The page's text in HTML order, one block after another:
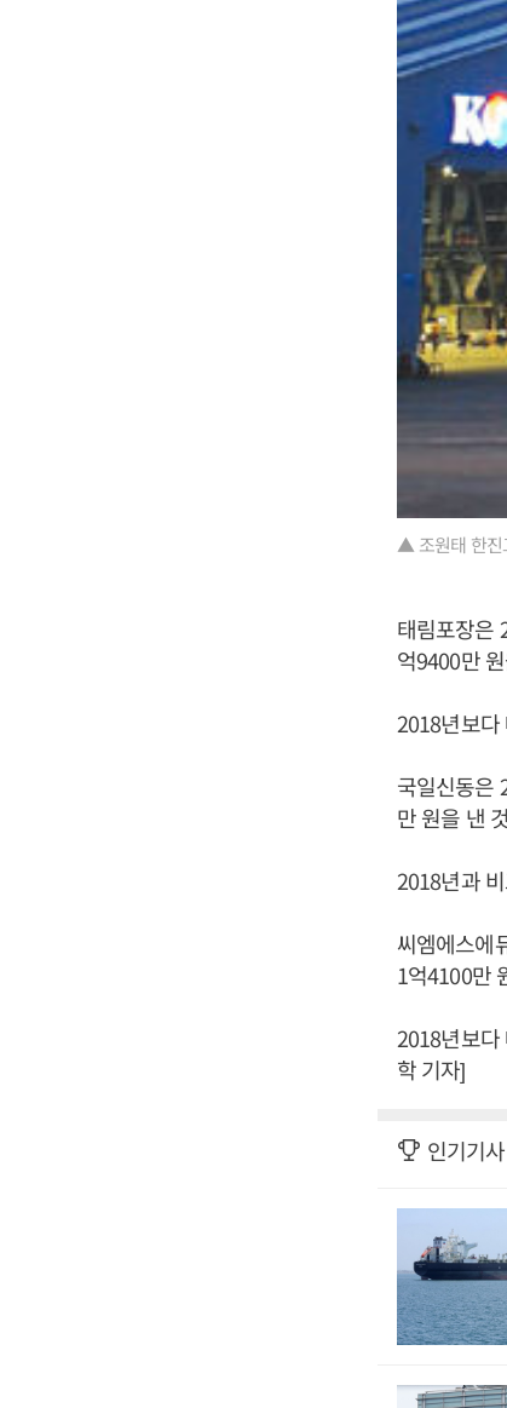
▲ 조원태 한진
태림포장은
억9400만
2018년보
국일신동은
만 원을 낸
2018년과
씨엠에스에
1억4100만
2018년보
학 기자]
인기기사